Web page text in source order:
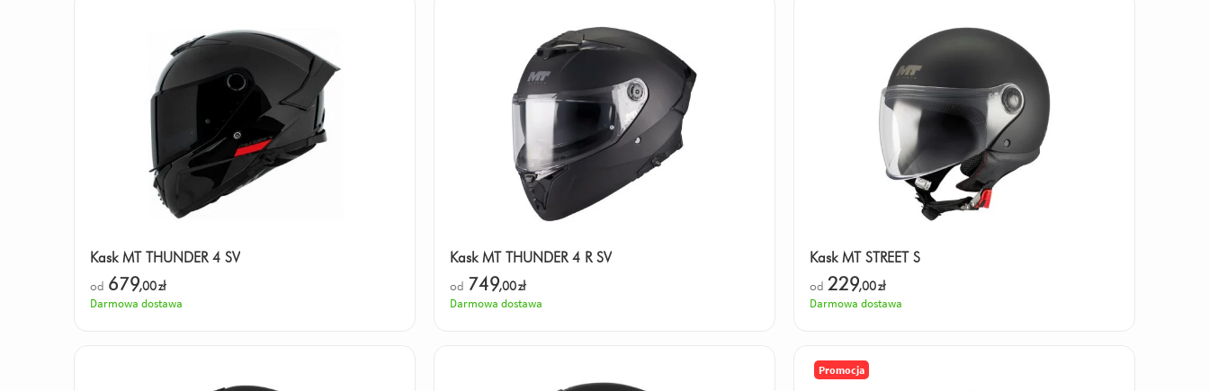
Kask MT THUNDER 4 SV
od 679,00zł
Darmowa dostawa
Kask MT THUNDER 4 R SV
od 749,00zł
Darmowa dostawa
Kask MT STREET S
od 229,00zł
Darmowa dostawa
Promocja